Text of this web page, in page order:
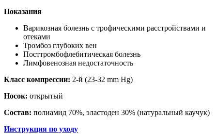
Показания
Варикозная болезнь с трофическими расстройствами и
отеками
Тромбоз глубоких вен
Посттромбофлебитическая болезнь
Лимфовенозная недостаточность
Класс компрессии: 2-й (23-32 mm Hg)
Носок: открытый
Состав: полиамид 70%, эластоден 30% (натуральный каучук)
Инструкция по уходу